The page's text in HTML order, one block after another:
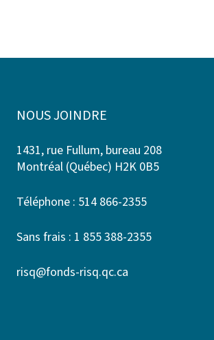
NOUS JOINDRE
1431, rue Fullum, bureau 208
Montréal (Québec) H2K 0B5
Téléphone : 514 866-2355
Sans frais : 1 855 388-2355
risq@fonds-risq.qc.ca